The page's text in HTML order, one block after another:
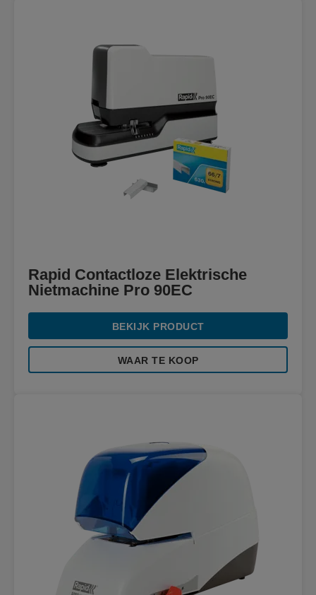
Rapid Contactloze Elektrische
Nietmachine Pro 90EC
BEKIJK PRODUCT
WAAR TE KOOP